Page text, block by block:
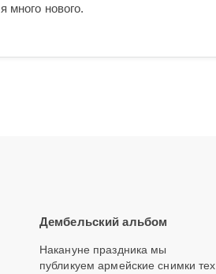
много нового.
Дембельский альбом
Накануне праздника мы
публикуем армейские снимки тех